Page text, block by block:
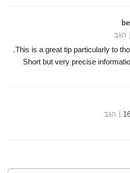
הגב
This is a great tip particularly to
Short but very precise
הגב